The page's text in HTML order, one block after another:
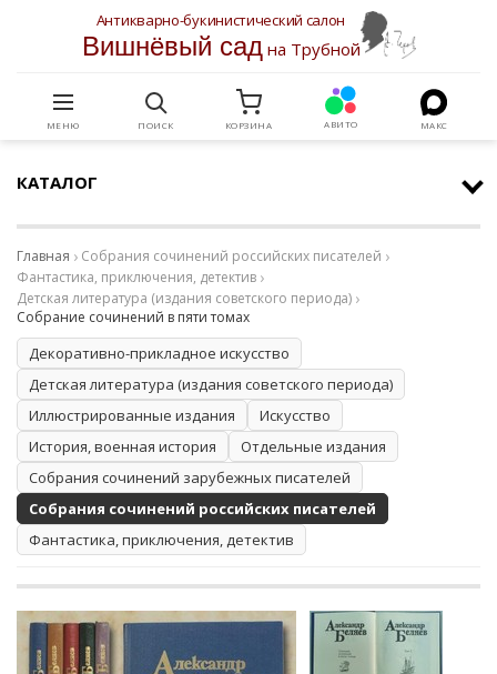
Антикварно-букинистический салон
Вишнёвый садна Трубной
МЕНЮ ПОИСК КОРЗИНА АВИТО МАКС
КАТАЛОГ
Главная
Собрания сочинений российских писателей
Фантастика, приключения, детектив
Детская литература (издания советского периода)
Собрание сочинений в пяти томах
Декоративно-прикладное искусство
Детская литература (издания советского периода)
Иллюстрированные издания
Искусство
История, военная история
Отдельные издания
Собрания сочинений зарубежных писателей
Собрания сочинений российских писателей
Фантастика, приключения, детектив